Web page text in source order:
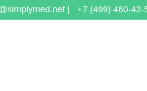
| +7 (499) 460-42-